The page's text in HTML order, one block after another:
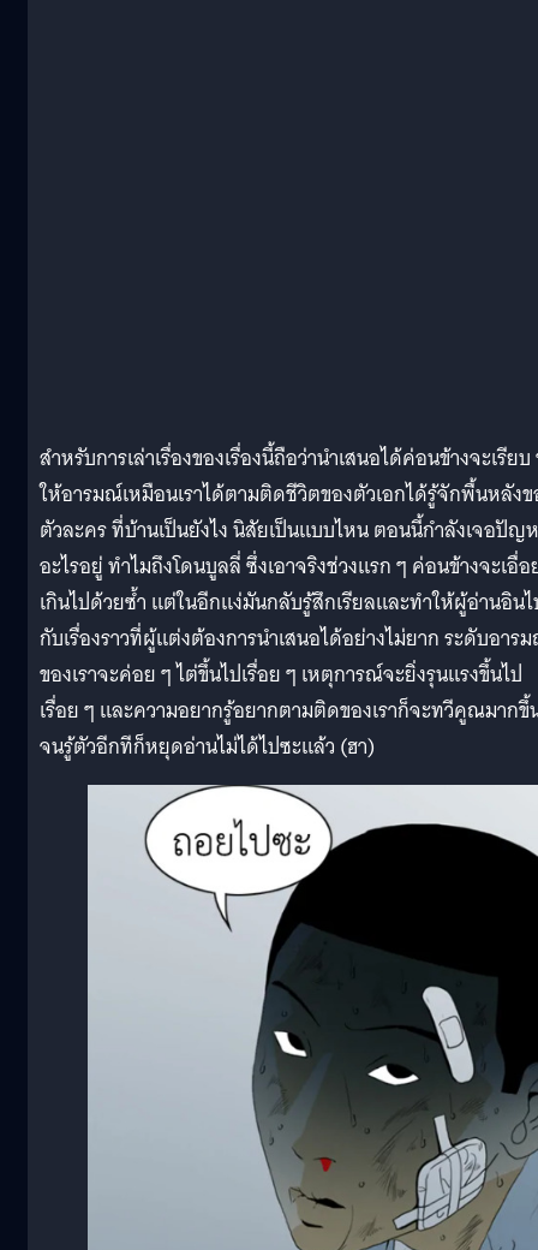
สำหรับการเล่าเรื่องของเรื่องนี้ถือว่านำเสนอได้ค่อนข้างจะเรียบ
ให้อารมณ์เหมือนเราได้ตามติดชีวิตของตัวเอกได้รู้จักพื้นหลัง
ตัวละคร ที่บ้านเป็นยังไง นิสัยเป็นแบบไหน ตอนนี้กำลังเจอปัญ
อะไรอยู่ ทำไมถึงโดนบูลลี่ ซึ่งเอาจริงช่วงแรก ๆ ค่อนข้างจะเอื่
เกินไปด้วยซ้ำ แต่ในอีกแง่มันกลับรู้สึกเรียลและทำให้ผู้อ่านอิน
กับเรื่องราวที่ผู้แต่งต้องการนำเสนอได้อย่างไม่ยาก ระดับอาร
ของเราจะค่อย ๆ ไต่ขึ้นไปเรื่อย ๆ เหตุการณ์จะยิ่งรุนแรงขึ้นไป
เรื่อย ๆ และความอยากรู้อยากตามติดของเราก็จะทวีคูณมากขึ้
จนรู้ตัวอีกทีก็หยุดอ่านไม่ได้ไปซะแล้ว (ฮา)